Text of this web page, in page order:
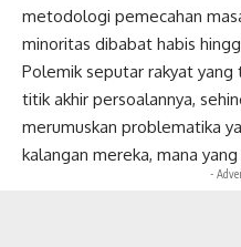
metodologi pemecahan
minoritas dibabat habis
Polemik seputar rakyat
titik akhir persoalannya,
merumuskan problematika
kalangan mereka, mana
-